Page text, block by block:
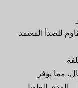
للصدأ المعتمد
مما يوفر